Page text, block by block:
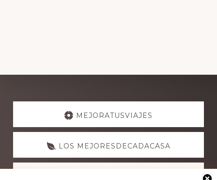
Explore
MEJORATUSVIAJES
LOS MEJORESDECADACASA